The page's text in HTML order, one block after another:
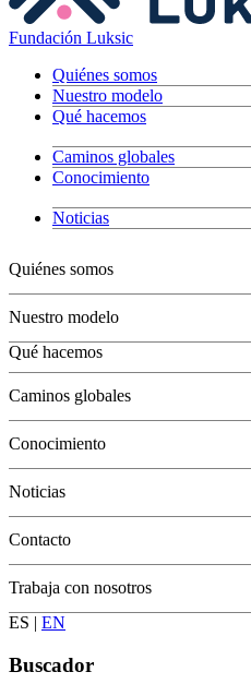
Fundación Luksic
Quiénes somos
Nuestro modelo
Qué hacemos
Caminos globales
Conocimiento
Noticias
Quiénes somos
Nuestro modelo
Qué hacemos
Jóvenes
Adultos
Grandes
Conservación
Caminos globales
Conocimiento
Noticias
Contacto
Trabaja con nosotros
ES | EN
Buscador